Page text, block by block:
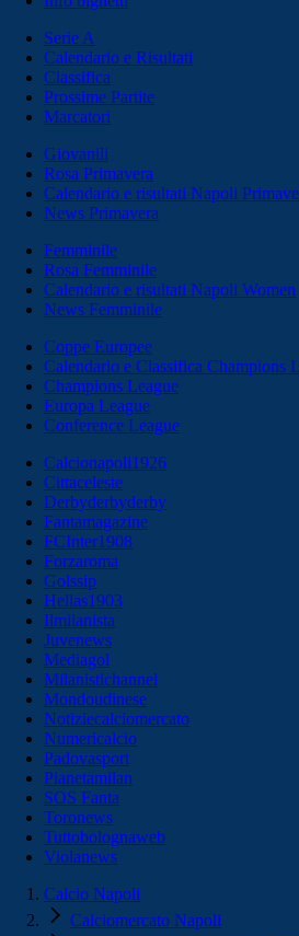
Serie A
Calendario e Risultati
Classifica
Prossime Partite
Marcatori
Giovanili
Rosa Primavera
Calendario e risultati Napoli
News Primavera
Femminile
Rosa Femminile
Calendario e risultati Napoli Women
News Femminile
Coppe Europee
Calendario e Classifica Champions
Champions League
Europa League
Conference League
Calcionapoli1926
Cittaceleste
Derbyderbyderby
Fantamagazine
FCInter1908
Forzaroma
Golssip
Hellas1903
Ilmilanista
Juvenews
Mediagol
Milanistichannel
Mondoudinese
Notiziecalciomercato
Numericalcio
Padovasport
Pianetamilan
SOS Fanta
Toronews
Tuttobolognaweb
Violanews
Calcio Napoli
Calciomercato Napoli